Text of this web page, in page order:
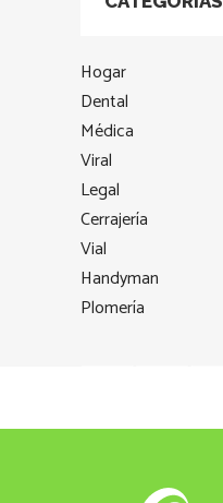
Hogar
Dental
Médica
Viral
Legal
Cerrajería
Vial
Handyman
Plomería